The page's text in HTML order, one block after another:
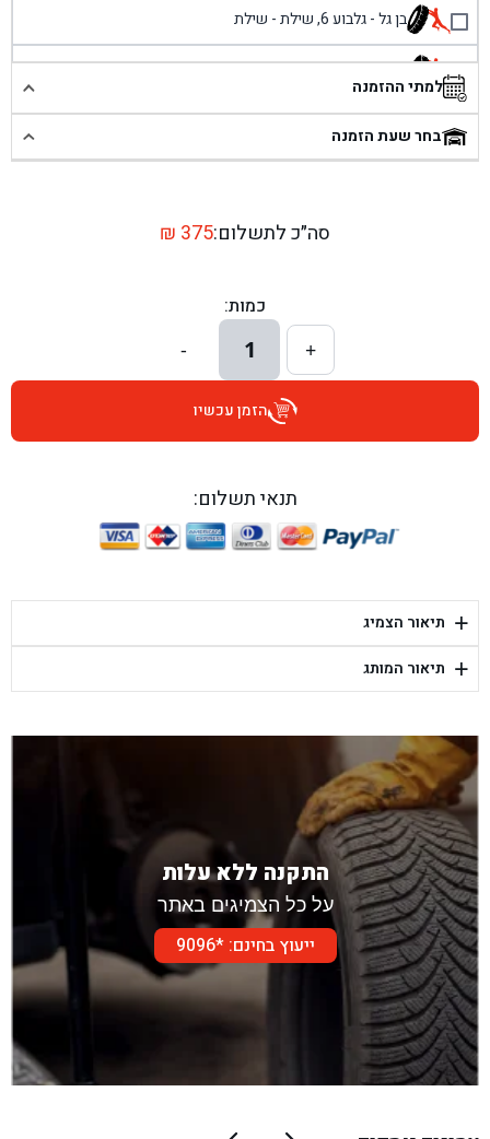
בן גל - גלבוע 6, שילת - שילת
בן גל - פוריידיס, כניסה צפונית מול כביש 4 - פרדיס
בן גל - שכונת אזור תעשייה זעירה, עיילבון - עיילבון
בן גל - דרך השבעה 20, אזור - אזור
בן גל - הרצל 6, גדרה - גדרה
בן גל - שדרות דוד בן גוריון 8, באר שבע - באר שבע
בן גל - היובלים 26, הוד השרון - הוד השרון
בן גל - יפת 88, תל אביב יפו - תל אביב
בן גל - דור אלון הר טוב - בית שמש
למתי ההזמנה
בחר שעת הזמנה
סה״כ לתשלום: ₪ 375
כמות:
+
1
-
הזמן עכשיו
תנאי תשלום:
+ תיאור הצמיג
+ תיאור המותג
התקנה ללא עלות
על כל הצמיגים באתר
ייעוץ בחינם: *9096